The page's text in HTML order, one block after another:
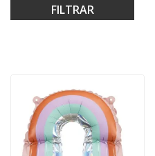
FILTRAR